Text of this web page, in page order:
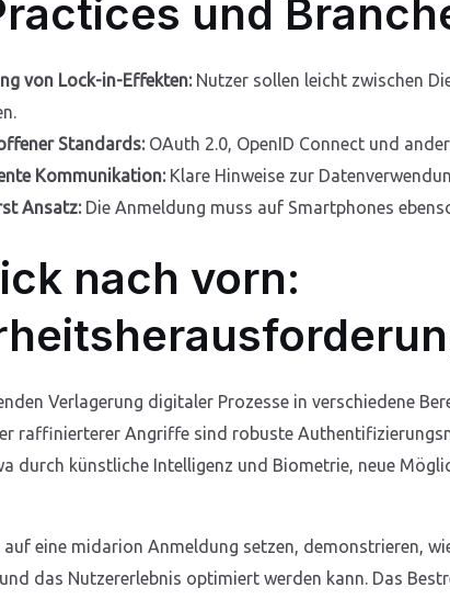
und
von Lock-in-Effekten:Nutzer sollen leicht zwischen
Standards:OAuth 2.0, OpenID Connect und
Kommunikation:Klare Hinweise zur
Ansatz:Die Anmeldung muss auf Smartphones
nach vorn:
Verlagerung digitaler Prozesse in verschiedene
raffinierterer Angriffe sind robuste
durch künstliche Intelligenz und Biometrie, neue
eine midarion Anmeldung setzen, demonstrieren,
das Nutzererlebnis optimiert werden kann. Das